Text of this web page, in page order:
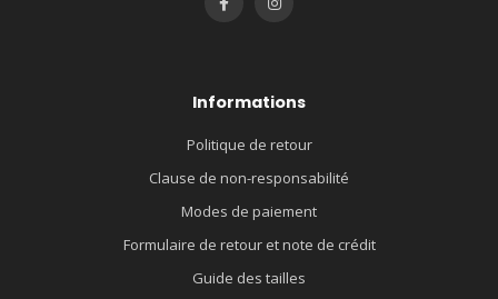
Informations
Politique de retour
Clause de non-responsabilité
Modes de paiement
Formulaire de retour et note de crédit
Guide des tailles